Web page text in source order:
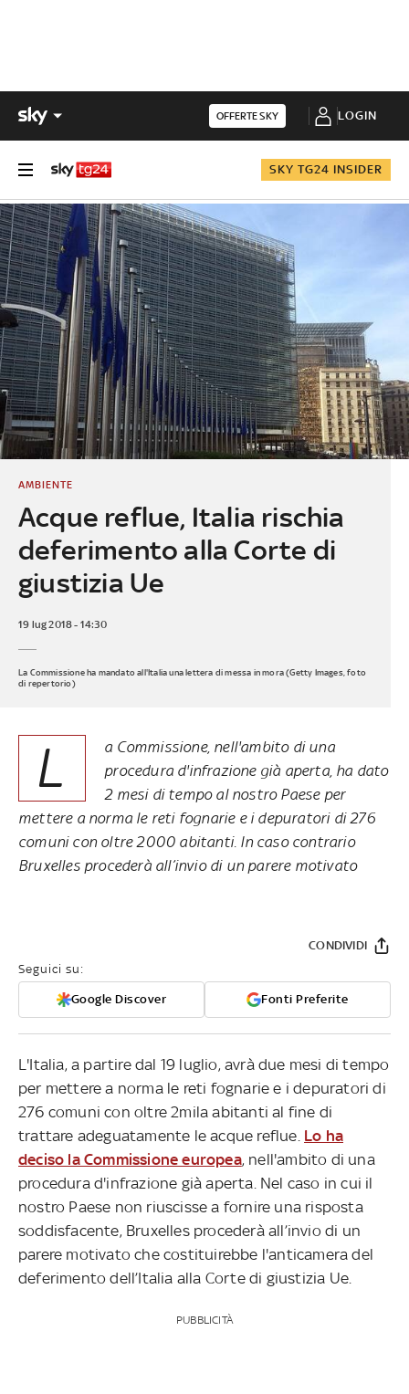
OFFERTE SKY LOGIN
SKY TG24 INSIDER
Acque reflue, Italia rischia
deferimento alla Corte di
giustizia Ue
AMBIENTE
19 lug 2018 - 14:30
La Commissione ha mandato all'Italia una lettera di messa in mora (Getty Images, foto
di repertorio)
L
a Commissione, nell'ambito di una
procedura d'infrazione già aperta, ha dato
2 mesi di tempo al nostro Paese per
mettere a norma le reti fognarie e i depuratori di 276
comuni con oltre 2000 abitanti. In caso contrario
Bruxelles procederà all’invio di un parere motivato
Seguici su:
Google Discover Fonti Preferite
CONDIVIDI
L'Italia, a partire dal 19 luglio, avrà due mesi di tempo
per mettere a norma le reti fognarie e i depuratori di
276 comuni con oltre 2mila abitanti al fine di
trattare adeguatamente le acque reflue. Lo ha
deciso la Commissione europea, nell'ambito di una
procedura d'infrazione già aperta. Nel caso in cui il
nostro Paese non riuscisse a fornire una risposta
soddisfacente, Bruxelles procederà all’invio di un
parere motivato che costituirebbe l'anticamera del
deferimento dell’Italia alla Corte di giustizia Ue.
PUBBLICITÀ